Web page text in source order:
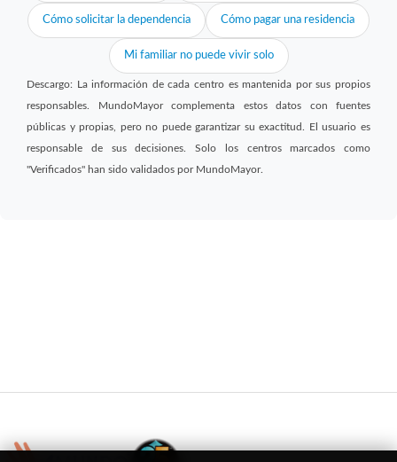
Cómo solicitar la dependencia Cómo pagar una residencia
Mi familiar no puede vivir solo
Descargo: La información de cada centro es mantenida por sus propios
responsables. MundoMayor complementa estos datos con fuentes
públicas y propias, pero no puede garantizar su exactitud. El usuario es
responsable de sus decisiones. Solo los centros marcados como
"Verificados" han sido validados por MundoMayor.